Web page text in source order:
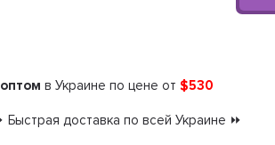
в Украине по цене от$530
доставка по всей Украине ⏩